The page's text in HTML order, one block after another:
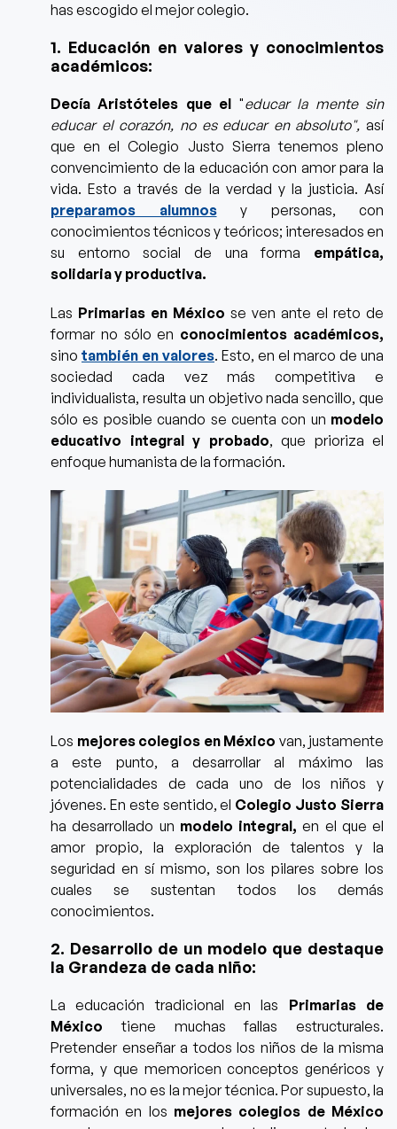
has escogido el mejor colegio.
1. Educación en valores y conocimientos
académicos:
Decía Aristóteles que el "educar la mente sin
educar el corazón, no es educar en absoluto", así
que en el Colegio Justo Sierra tenemos pleno
convencimiento de la educación con amor para la
vida. Esto a través de la verdad y la justicia. Así
preparamos alumnosy personas, con
conocimientos técnicos y teóricos; interesados en
su entorno social de una forma empática,
solidaria y productiva.
Las Primarias en México se ven ante el reto de
formar no sólo en conocimientos académicos,
sino también en valores. Esto, en el marco de una
sociedad cada vez más competitiva e
individualista, resulta un objetivo nada sencillo, que
sólo es posible cuando se cuenta con un modelo
educativo integral y probado, que prioriza el
enfoque humanista de la formación.
Los mejores colegios en México van, justamente
a este punto, a desarrollar al máximo las
potencialidades de cada uno de los niños y
jóvenes. En este sentido, el Colegio Justo Sierra
ha desarrollado un modelo integral, en el que el
amor propio, la exploración de talentos y la
seguridad en sí mismo, son los pilares sobre los
cuales se sustentan todos los demás
conocimientos.
2. Desarrollo de un modelo que destaque
la Grandeza de cada niño:
La educación tradicional en las Primarias de
México tiene muchas fallas estructurales.
Pretender enseñar a todos los niños de la misma
forma, y que memoricen conceptos genéricos y
universales, no es la mejor técnica. Por supuesto, la
formación en los mejores colegios de México